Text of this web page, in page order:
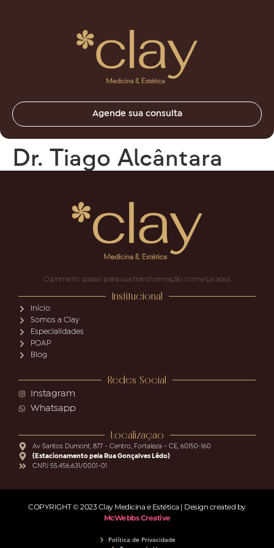
Agende sua consulta
Dr. Tiago Alcântara
O primeiro passo para sua transformação começa aqui.
Institucional
Início
Somos a Clay
Especialidades
POAP
Blog
Redes Social
Instagram
Whatsapp
Localização
Av Santos Dumont, 877 - Centro, Fortaleza - CE, 60150-160
(Estacionamento pela Rua Gonçalves Lêdo)
CNPJ 55.456.631/0001-01
COPYRIGHT © 2023 Clay Medicina e Estética | Design created by
McWebbs Creative
Política de Privacidade